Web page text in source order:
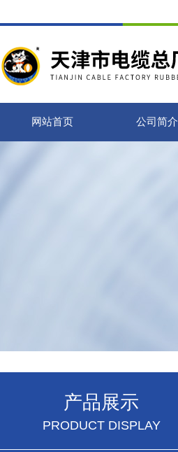
网站首页 公司简介
产品展示
PRODUCT DISPLAY